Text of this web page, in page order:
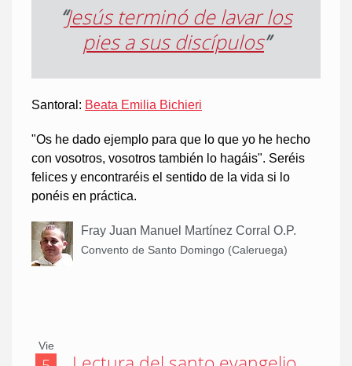
“Jesús terminó de lavar los
pies a sus discípulos”
Santoral: Beata Emilia Bichieri
"Os he dado ejemplo para que lo que yo he hecho
con vosotros, vosotros también lo hagáis". Seréis
felices y encontraréis el sentido de la vida si lo
ponéis en práctica.
Fray Juan Manuel Martínez Corral O.P.
Convento de Santo Domingo (Caleruega)
Vie